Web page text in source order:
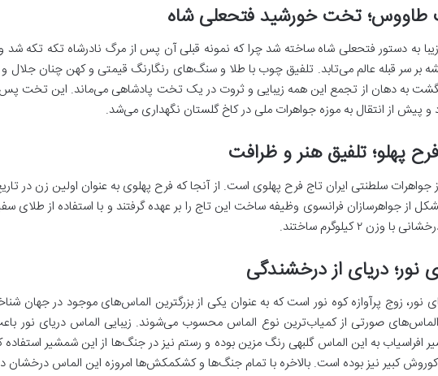
به دستور فتحعلی شاه ساخته شد چرا که نمونه قبلی آن پس از مرگ نادرشاه تکه تکه
بر سر قبله عالم می‌تابد. تلفیق چوب با طلا و سنگ‌های رنگارنگ قیمتی و کهن چنان
به دهان از تجمع این همه زیبایی و ثروت در یک تخت پادشاهی می‌ماند. این تخت پس
و پیش از انتقال به موزه جواهرات ملی در کاخ گلستان نگهداری می‌شد.
جواهرات سلطنتی ایران تاج فرح پهلوی است. از آنجا که فرح پهلوی به عنوان اولین زن در
از جواهرسازان فرانسوی وظیفه ساخت این تاج را بر عهده گرفتند و با استفاده از طلای
با وزن ۲ کیلوگرم ساختند.
صورتی از کمیاب‌ترین نوع الماس محسوب می‌شوند. زیبایی الماس دریای نور
افراسیاب به این الماس گلبهی رنگ مزین بوده و رستم نیز در جنگ‌ها از این شمشیر
کبیر نیز بوده است. بالاخره با تمام جنگ‌ها و کشکمکش‌ها امروزه این الماس درخشان